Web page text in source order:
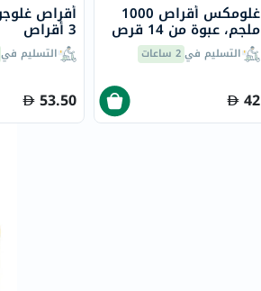
3 أقراص
التسليم في
53.50
غلومكس أقراص 1000
ملجم، عبوة من 14 قرص
التسليم في2 ساعات
42